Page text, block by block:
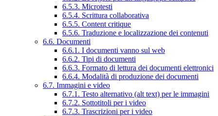
6.5.3. Microtesti
6.5.4. Scrittura collaborativa
6.5.5. Content critique
6.5.6. Traduzione e localizzazione dei contenuti
6.6. Documenti
6.6.1. I documenti vanno sul web
6.6.2. Tipi di documenti
6.6.3. Formato di lettura dei documenti elettronici
6.6.4. Modalità di produzione dei documenti
6.7. Immagini e video
6.7.1. Testo alternativo (alt text) per le immagini
6.7.2. Sottotitoli per i video
6.7.3. Trascrizioni per i video